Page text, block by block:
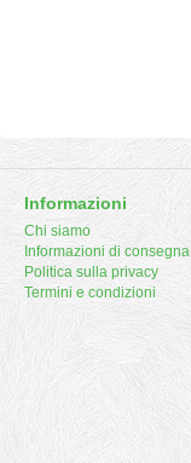
Informazioni
Chi siamo
Informazioni di consegna
Politica sulla privacy
Termini e condizioni